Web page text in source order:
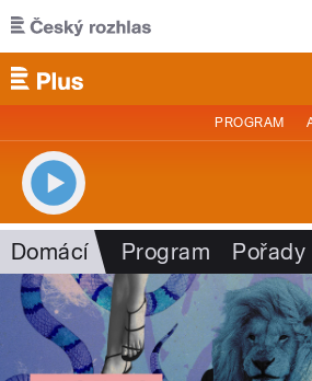
Přejít k hlavnímu obsahu
PROGRAM
Domácí Program Pořady